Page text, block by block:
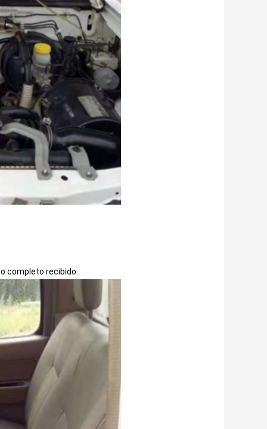
completo recibido.